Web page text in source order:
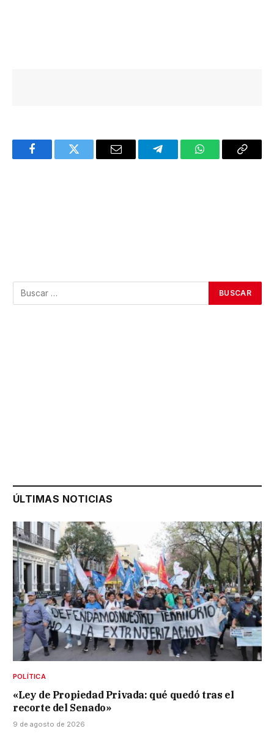
FacebookTwitter Email TelegramWhatsAppCopy
ÚLTIMAS NOTICIAS
POLÍTICA
«Ley de Propiedad Privada: qué quedó tras el
recorte del Senado»
9 de agosto de 2026